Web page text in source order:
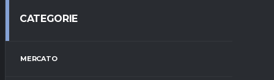
CATEGORIE
MERCATO